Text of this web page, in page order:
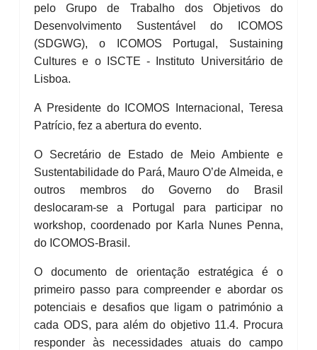
pelo Grupo de Trabalho dos Objetivos do
Desenvolvimento Sustentável do ICOMOS
(SDGWG), o ICOMOS Portugal, Sustaining
Cultures e o ISCTE - Instituto Universitário de
Lisboa.
A Presidente do ICOMOS Internacional, Teresa
Patrício, fez a abertura do evento.
O Secretário de Estado de Meio Ambiente e
Sustentabilidade do Pará, Mauro O’de Almeida, e
outros membros do Governo do Brasil
deslocaram-se a Portugal para participar no
workshop, coordenado por Karla Nunes Penna,
do ICOMOS-Brasil.
O documento de orientação estratégica é o
primeiro passo para compreender e abordar os
potenciais e desafios que ligam o património a
cada ODS, para além do objetivo 11.4. Procura
responder às necessidades atuais do campo